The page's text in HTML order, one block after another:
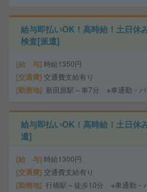
給与即払いOK！高時給！土日休
検査[派遣]
給 与 時給1350円
交通費 交通費支給有り
勤務地 新田原駅～車7分 ※車通勤・バ
給与即払いOK！高時給！土日休
遣]
給 与 時給1300円
交通費 交通費支給有り
勤務地 行橋駅～徒歩10分 ※車通勤・